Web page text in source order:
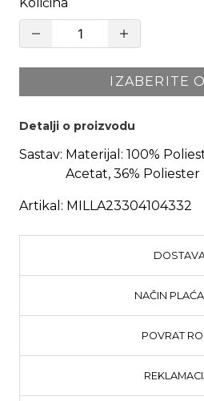
IZABERITE
Detalji o proizvodu
Sastav: Materijal: 100%
Acetat, 36% Poliester
Artikal: MILLA23304104332
NAČIN
POVRAT